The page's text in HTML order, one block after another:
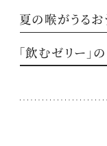
夏の喉がうるお
「飲むゼリー」